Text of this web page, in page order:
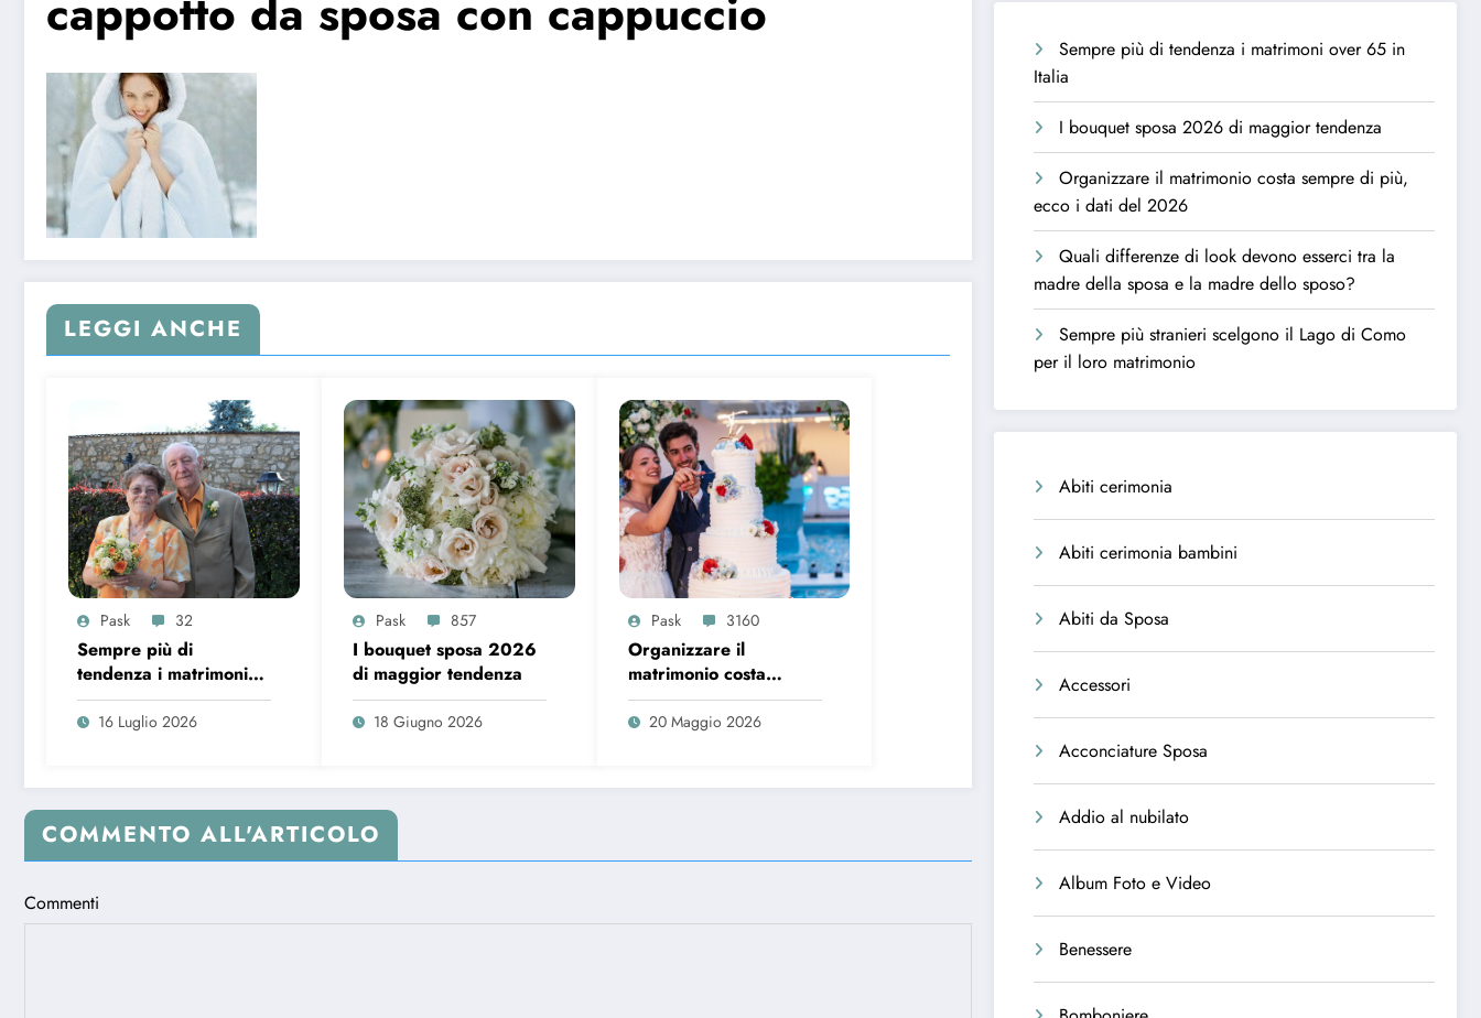
LEGGI ANCHE
Pask 32
Sempre più di
tendenza i matrimoni
over 65 in Italia
16 Luglio 2026
Pask 857
I bouquet sposa 2026
di maggior tendenza
18 Giugno 2026
Pask 3160
Organizzare il
matrimonio costa
sempre di più, ecco i
dati del 2026
20 Maggio 2026
COMMENTO ALL'ARTICOLO
Commenti
Sempre più di tendenza i matrimoni over 65 in
Italia
I bouquet sposa 2026 di maggior tendenza
Organizzare il matrimonio costa sempre di più,
ecco i dati del 2026
Quali differenze di look devono esserci tra la
madre della sposa e la madre dello sposo?
Sempre più stranieri scelgono il Lago di Como
per il loro matrimonio
Abiti cerimonia
Abiti cerimonia bambini
Abiti da Sposa
Accessori
Acconciature Sposa
Addio al nubilato
Album Foto e Video
Benessere